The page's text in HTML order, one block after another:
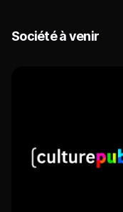
Société à venir